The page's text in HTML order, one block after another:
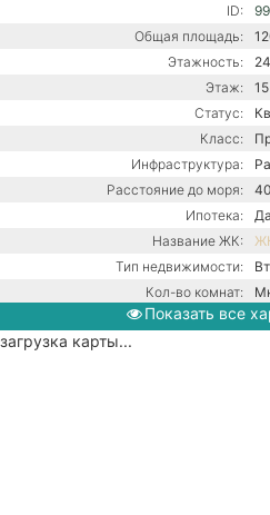
ID:
Общая площадь:
Этажность:
24
Этаж:
15
Статус:
Класс:
Инфраструктура:
Расстояние до моря:
Ипотека:
Да
Название ЖК:
Тип недвижимости:
Кол-во комнат:
Тип дома:
Показать все
загрузка карты...